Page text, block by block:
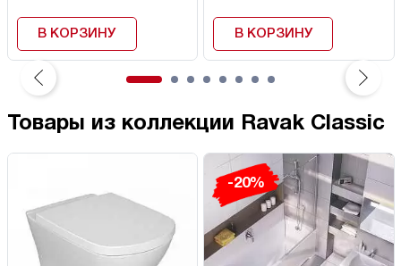
В КОРЗИНУ В КОРЗИНУ
Товары из коллекции Ravak Classic
-20%